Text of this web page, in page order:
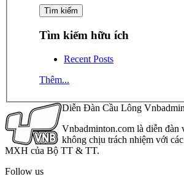
Tìm kiếm hữu ích
Recent Posts
Thêm...
Diễn Đàn Cầu Lông
Vnbadminton.com là diễn đàn
không chịu trách nhiệm với
MXH của Bộ TT & TT.
Follow us